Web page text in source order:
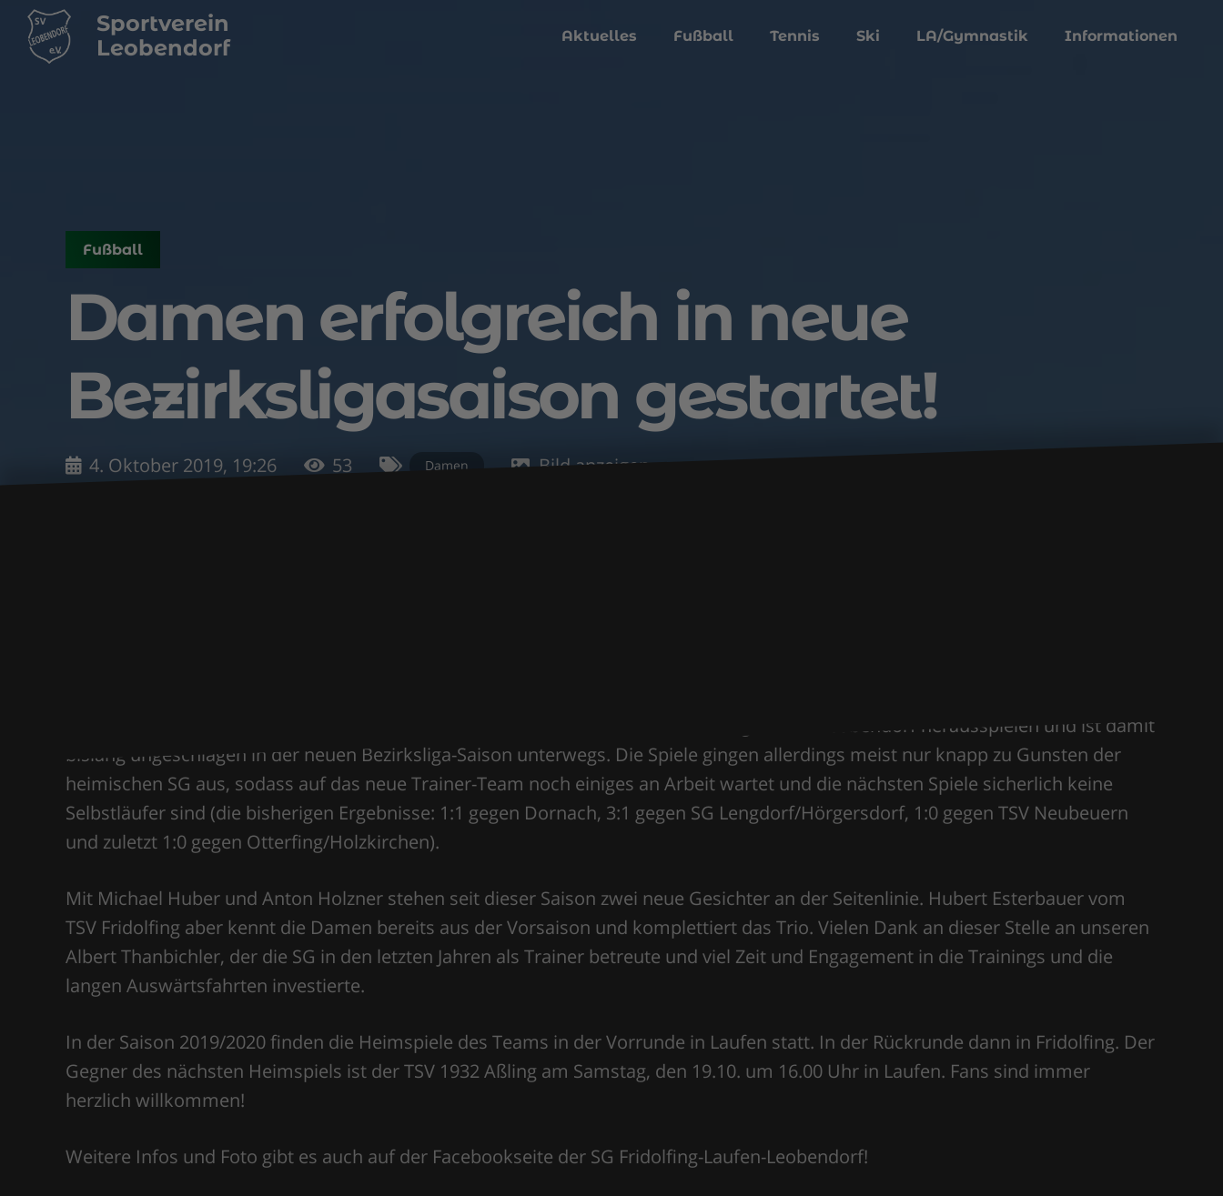
Sportverein
Leobendorf
Aktuelles Fußball Tennis Ski LA/Gymnastik Informationen
Fußball
Damen erfolgreich in neue
Bezirksligasaison gestartet!
4. Oktober 2019, 19:26 53 Damen Bild anzeigen
Zehn Punkte in vier Begegnungen konnte die Damen-Spielgemeinschaft Fridolfing-Laufen-Leobendorf herausspielen und ist damit
bislang ungeschlagen in der neuen Bezirksliga-Saison unterwegs. Die Spiele gingen allerdings meist nur knapp zu Gunsten der
heimischen SG aus, sodass auf das neue Trainer-Team noch einiges an Arbeit wartet und die nächsten Spiele sicherlich keine
Selbstläufer sind (die bisherigen Ergebnisse: 1:1 gegen Dornach, 3:1 gegen SG Lengdorf/Hörgersdorf, 1:0 gegen TSV Neubeuern
und zuletzt 1:0 gegen Otterfing/Holzkirchen).
Mit Michael Huber und Anton Holzner stehen seit dieser Saison zwei neue Gesichter an der Seitenlinie. Hubert Esterbauer vom
TSV Fridolfing aber kennt die Damen bereits aus der Vorsaison und komplettiert das Trio. Vielen Dank an dieser Stelle an unseren
Albert Thanbichler, der die SG in den letzten Jahren als Trainer betreute und viel Zeit und Engagement in die Trainings und die
langen Auswärtsfahrten investierte.
In der Saison 2019/2020 finden die Heimspiele des Teams in der Vorrunde in Laufen statt. In der Rückrunde dann in Fridolfing. Der
Gegner des nächsten Heimspiels ist der TSV 1932 Aßling am Samstag, den 19.10. um 16.00 Uhr in Laufen. Fans sind immer
herzlich willkommen!
Weitere Infos und Foto gibt es auch auf der Facebookseite der SG Fridolfing-Laufen-Leobendorf!